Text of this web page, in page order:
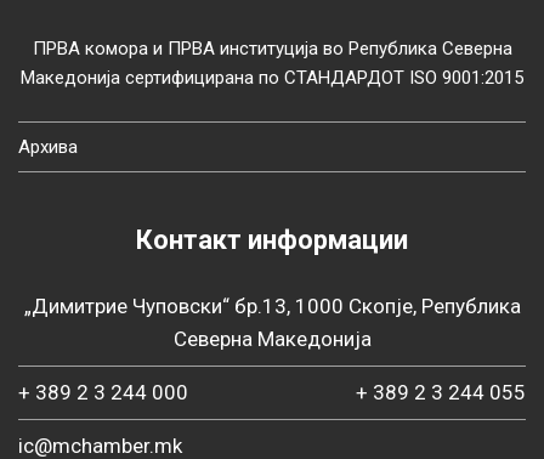
ПРВА комора и ПРВА институција во Република Северна
Македонија сертифицирана по СТАНДАРДОТ ISO 9001:2015
Архива
Контакт информации
„Димитрие Чуповски“ бр.13, 1000 Скопје, Република
Северна Македонија
+ 389 2 3 244 000 + 389 2 3 244 055
ic@mchamber.mk